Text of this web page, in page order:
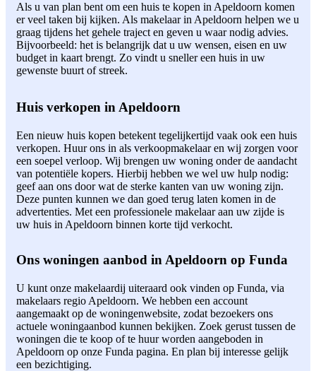
Als u van plan bent om een huis te kopen in Apeldoorn komen
er veel taken bij kijken. Als makelaar in Apeldoorn helpen we u
graag tijdens het gehele traject en geven u waar nodig advies.
Bijvoorbeeld: het is belangrijk dat u uw wensen, eisen en uw
budget in kaart brengt. Zo vindt u sneller een huis in uw
gewenste buurt of streek.
Huis verkopen in Apeldoorn
Een nieuw huis kopen betekent tegelijkertijd vaak ook een huis
verkopen. Huur ons in als verkoopmakelaar en wij zorgen voor
een soepel verloop. Wij brengen uw woning onder de aandacht
van potentiële kopers. Hierbij hebben we wel uw hulp nodig:
geef aan ons door wat de sterke kanten van uw woning zijn.
Deze punten kunnen we dan goed terug laten komen in de
advertenties. Met een professionele makelaar aan uw zijde is
uw huis in Apeldoorn binnen korte tijd verkocht.
Ons woningen aanbod in Apeldoorn op Funda
U kunt onze makelaardij uiteraard ook vinden op Funda, via
makelaars regio Apeldoorn. We hebben een account
aangemaakt op de woningenwebsite, zodat bezoekers ons
actuele woningaanbod kunnen bekijken. Zoek gerust tussen de
woningen die te koop of te huur worden aangeboden in
Apeldoorn op onze Funda pagina. En plan bij interesse gelijk
een bezichtiging.